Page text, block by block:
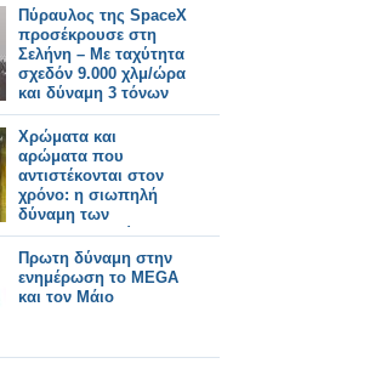
Πύραυλος της SpaceX
προσέκρουσε στη
Σελήνη – Με ταχύτητα
σχεδόν 9.000 χλμ/ώρα
και δύναμη 3 τόνων
ΤΝΤ
Χρώματα και
αρώματα που
αντιστέκονται στον
χρόνο: η σιωπηλή
δύναμη των
αντιοξειδωτικών
βοτάνων.
Πρωτη δύναμη στην
ενημέρωση το MEGA
και τον Μάιο